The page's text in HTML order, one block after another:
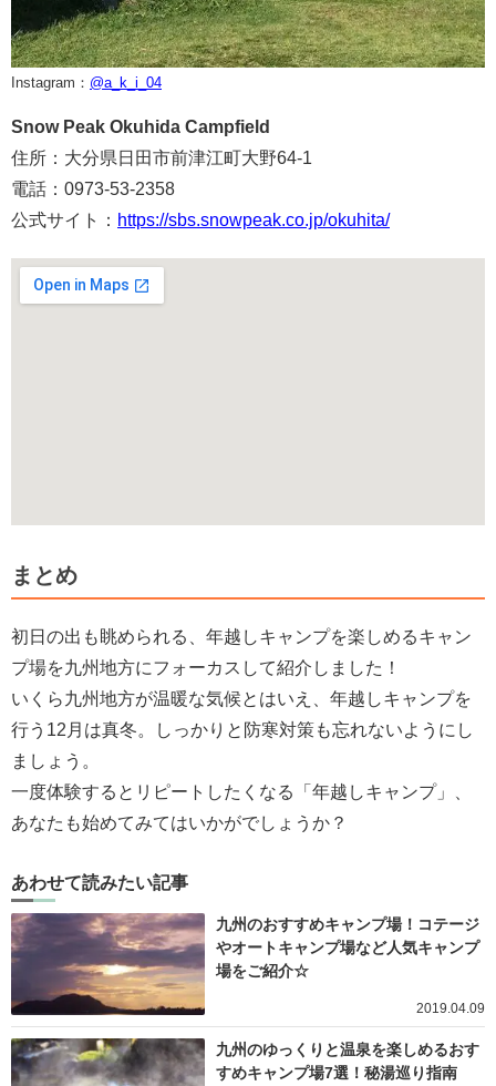
Instagram： @a_k_i_04
Snow Peak Okuhida Campfield
住所：大分県日田市前津江町大野64-1
電話：0973-53-2358
公式サイト： https://sbs.snowpeak.co.jp/okuhita/
まとめ
初日の出も眺められる、年越しキャンプを楽しめるキャン
プ場を九州地方にフォーカスして紹介しました！
いくら九州地方が温暖な気候とはいえ、年越しキャンプを
行う12月は真冬。しっかりと防寒対策も忘れないようにし
ましょう。
一度体験するとリピートしたくなる「年越しキャンプ」、
あなたも始めてみてはいかがでしょうか？
あわせて読みたい記事
九州のおすすめキャンプ場！コテージ
やオートキャンプ場など人気キャンプ
場をご紹介☆
2019.04.09
九州のゆっくりと温泉を楽しめるおす
すめキャンプ場7選！秘湯巡り指南